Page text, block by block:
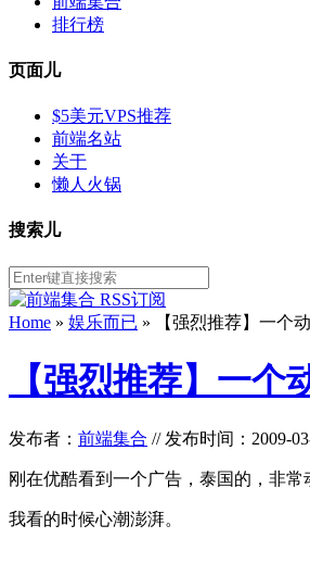
排行榜
页面儿
$5美元VPS推荐
前端名站
关于
懒人火锅
搜索儿
Home » 娱乐而已 » 【强烈推荐】一个
【强烈推荐】一个
发布者： 前端集合 //发布时间：2009-
刚在优酷看到一个广告，泰国的，非
我看的时候心潮澎湃。